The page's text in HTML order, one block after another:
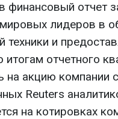
финансовый отчет
лидеров в
и
отчетного
на акцию компании
Reuters
на котировках